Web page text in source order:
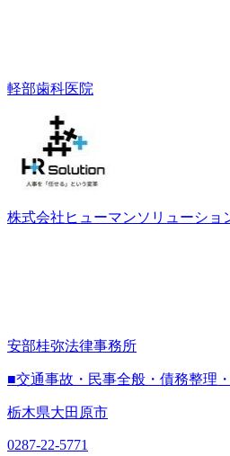
軽部歯科医院
株式会社ヒューマンソリューショ
安部桂弥法律事務所
■交通事故・民事全般・債務整理
栃木県大田原市
0287-22-5771